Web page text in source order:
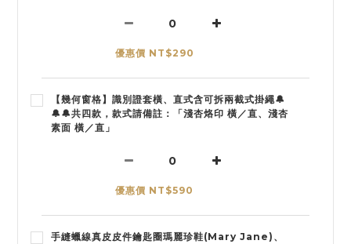
優惠價 NT$290
【幾何窗格】識別證套橫、直式含可拆兩截式掛繩🔔
🔔🔔共四款，款式請備註：「淺杏烙印 橫／直、淺杏
素面 橫／直」
優惠價 NT$590
手縫蠟線真皮皮件鑰匙圈瑪麗珍鞋(Mary Jane)、